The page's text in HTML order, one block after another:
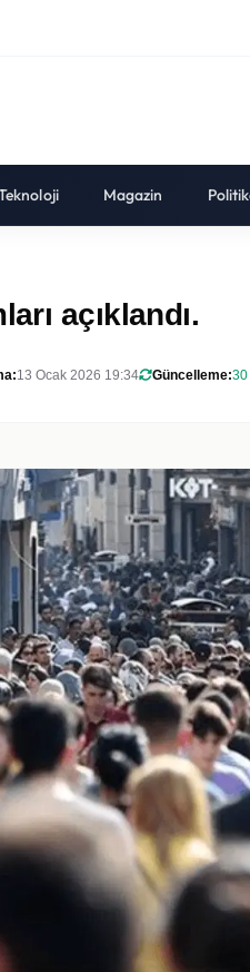
Magazin
açıklandı.
13 Ocak 2026 19:34 Güncelleme:30